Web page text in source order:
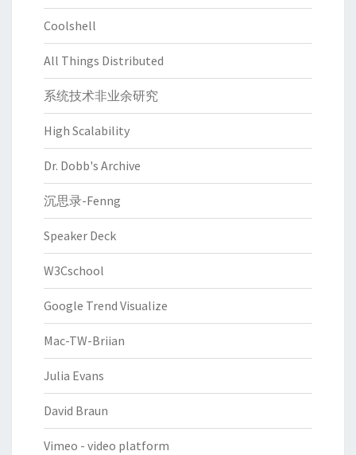
Coolshell
All Things Distributed
系统技术非业余研究
High Scalability
Dr. Dobb's Archive
沉思录-Fenng
Speaker Deck
W3Cschool
Google Trend Visualize
Mac-TW-Briian
Julia Evans
David Braun
Vimeo - video platform